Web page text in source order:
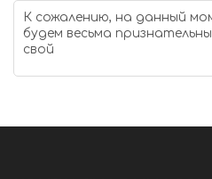
К сожалению, на данный
будем весьма
свой